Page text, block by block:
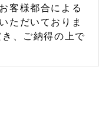
客様都合による
ただいておりま
、ご納得の上で